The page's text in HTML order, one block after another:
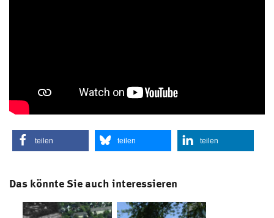
teilen teilen teilen
Das könnte Sie auch interessieren